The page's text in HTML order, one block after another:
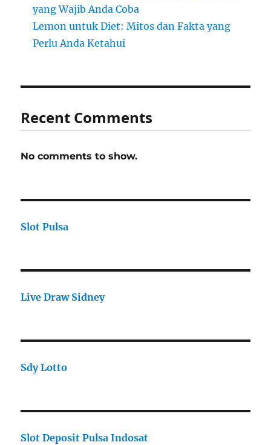
yang Wajib Anda Coba
Lemon untuk Diet: Mitos dan Fakta yang
Perlu Anda Ketahui
Recent Comments
No comments to show.
Slot Pulsa
Live Draw Sidney
Sdy Lotto
Slot Deposit Pulsa Indosat